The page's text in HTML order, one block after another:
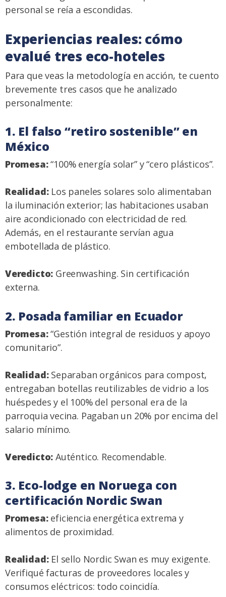
personal se reía a escondidas.
Experiencias reales: cómo
evalué tres eco-hoteles
Para que veas la metodología en acción, te cuento
brevemente tres casos que he analizado
personalmente:
1. El falso “retiro sostenible” en
México
Promesa:“100% energía solar” y “cero plásticos”.
Realidad:Los paneles solares solo alimentaban
la iluminación exterior; las habitaciones usaban
aire acondicionado con electricidad de red.
Además, en el restaurante servían agua
embotellada de plástico.
Veredicto: Greenwashing. Sin certificación
externa.
2. Posada familiar en Ecuador
Promesa:“Gestión integral de residuos y apoyo
comunitario”.
Realidad:Separaban orgánicos para compost,
entregaban botellas reutilizables de vidrio a los
huéspedes y el 100% del personal era de la
parroquia vecina. Pagaban un 20% por encima del
salario mínimo.
Veredicto: Auténtico. Recomendable.
3. Eco-lodge en Noruega con
certificación Nordic Swan
Promesa:eficiencia energética extrema y
alimentos de proximidad.
Realidad:El sello Nordic Swan es muy exigente.
Verifiqué facturas de proveedores locales y
consumos eléctricos: todo coincidía.